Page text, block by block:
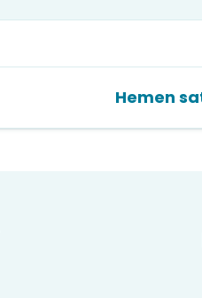
Hemen